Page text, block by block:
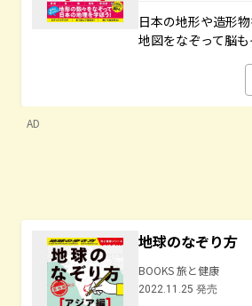
日本の地形や造形
地図をなぞって脳も
AD
地球のなぞり
BOOKS 旅と健康
2022.11.25 発売